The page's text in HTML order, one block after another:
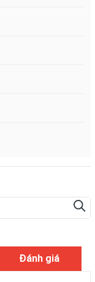
Đánh giá